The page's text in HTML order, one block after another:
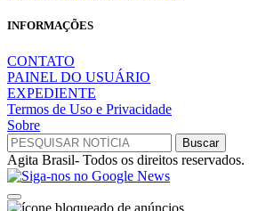
INFORMAÇÕES
CONTATO
PAINEL DO USUÁRIO
EXPEDIENTE
Termos de Uso e Privacidade
Sobre
Agita Brasil- Todos os direitos reservados.